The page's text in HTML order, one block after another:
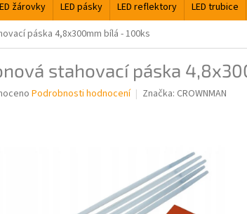
žárovky LED pásky LED reflektory LED trubice
páska 4,8x300mm bílá - 100ks
stahovací páska
Podrobnosti hodnocení Značka: CROWNMAN